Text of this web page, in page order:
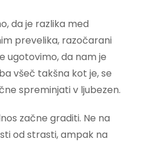
da je razlika med
prevelika, razočarani
ugotovimo, da nam je
všeč takšna kot je, se
spreminjati v ljubezen.
začne graditi. Ne na
od strasti, ampak na